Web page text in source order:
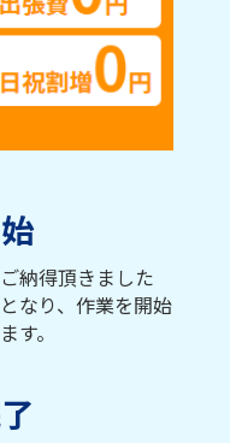
納得頂きました
なり、作業を開始
す。